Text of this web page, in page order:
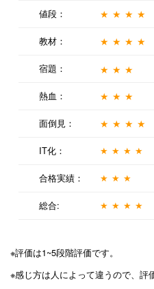
値段： ★★★★
教材： ★★★★
宿題： ★★★
熱血： ★★★
面倒見： ★★★★
IT化： ★★★★
合格実績： ★★★
総合: ★★★★
※評価は1~5段階評価です。
※感じ方は人によって違うので、評